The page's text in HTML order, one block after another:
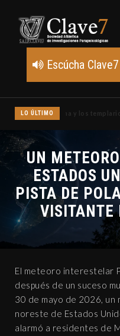
Escúcha
LO ÚLTIMO Un meteoro
UN
ESTADOS
PISTA DE
VISITANTE
El meteoro interestelar
después de un suceso
30 de mayo de 2026,
noreste de Estados
alarmó a residentes de